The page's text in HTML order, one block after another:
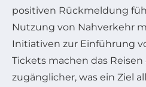
positiven Rückmeldung
Nutzung von Nahverkehr
Initiativen zur Einführung
Tickets machen das
zugänglicher, was ein Ziel